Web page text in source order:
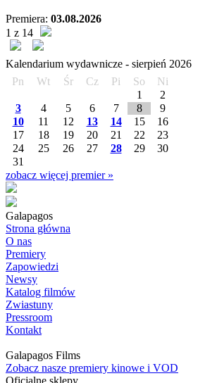
Premiera: 03.08.2026
1 z 14
Kalendarium wydawnicze - sierpień 2026
Pn
Wt Śr Cz Pi So
Ni
1
2
3
4 5 6 7 8
9
10
11 12 13 14 15
16
17
18 19 20 21 22
23
24
25 26 27 28 29
30
31
zobacz więcej premier »
Galapagos
Strona główna
O nas
Premiery
Zapowiedzi
Newsy
Katalog filmów
Zwiastuny
Pressroom
Kontakt
Galapagos Films
Zobacz nasze premiery kinowe i VOD
Oficjalne sklepy